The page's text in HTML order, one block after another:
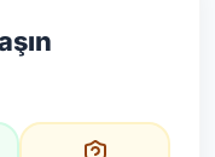
yorumlarına göre